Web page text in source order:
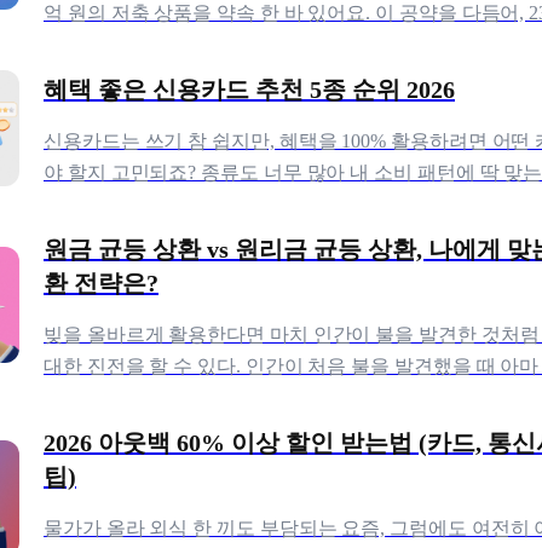
억 원의 저축 상품을 약속 한 바 있어요. 이 공약을 다듬어,
혜택 좋은 신용카드 추천 5종 순위 2026
신용카드는 쓰기 참 쉽지만, 혜택을 100% 활용하려면 어떤
야 할지 고민되죠? 종류도 너무 많아 내 소비 패턴에 딱 맞
원금 균등 상환 vs 원리금 균등 상환, 나에게 맞
환 전략은?
빚을 올바르게 활용한다면 마치 인간이 불을 발견한 것처럼
대한 진전을 할 수 있다. 인간이 처음 불을 발견했을 때 아마
2026 아웃백 60% 이상 할인 받는법 (카드, 통신사 할인
팁)
물가가 올라 외식 한 끼도 부담되는 요즘, 그럼에도 여전히